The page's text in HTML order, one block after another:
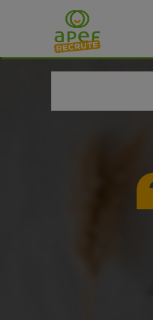
Saut au contenu